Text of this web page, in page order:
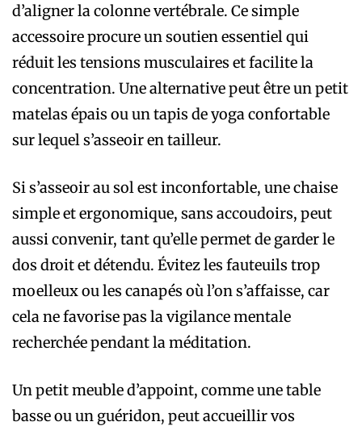
d’aligner la colonne vertébrale. Ce simple
accessoire procure un soutien essentiel qui
réduit les tensions musculaires et facilite la
concentration. Une alternative peut être un petit
matelas épais ou un tapis de yoga confortable
sur lequel s’asseoir en tailleur.
Si s’asseoir au sol est inconfortable, une chaise
simple et ergonomique, sans accoudoirs, peut
aussi convenir, tant qu’elle permet de garder le
dos droit et détendu. Évitez les fauteuils trop
moelleux ou les canapés où l’on s’affaisse, car
cela ne favorise pas la vigilance mentale
recherchée pendant la méditation.
Un petit meuble d’appoint, comme une table
basse ou un guéridon, peut accueillir vos